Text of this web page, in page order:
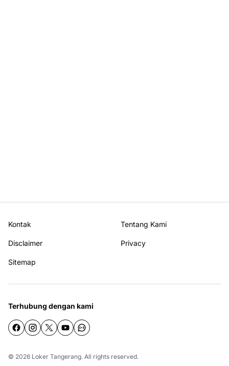
Kontak Tentang Kami
Disclaimer Privacy
Sitemap
Terhubung dengan kami
© 2026 Loker Tangerang. All rights reserved.